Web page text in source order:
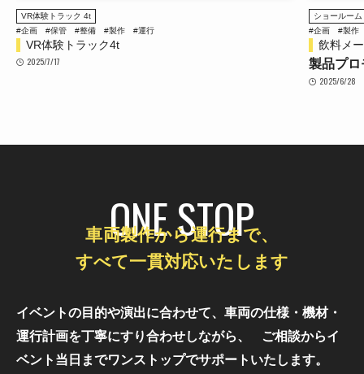
VR体験トラック 4t
#企画
#保管 #整備 #製作 #運行
VR体験トラック4t
2025/7/17
ショールー
#企画
#製作
飲料メ
製品プロ
2025/6/28
ONE STOP
車両製作から運行まで、
すべて一貫対応いたします
イベントの目的や演出に合わせて、車両の仕様・機材・
運行計画を丁寧にすり合わせしながら、
ご相談からイ
ベント当日までワンストップでサポートいたします。